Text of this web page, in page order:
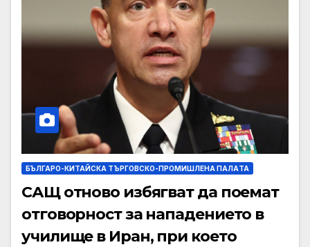
БЪЛГАРО-КИТАЙСКА ТЪРГОВСКО-ПРОМИШЛЕНА ПАЛAТА
САЩ отново избягват да поемат
отговорност за нападението в
училище в Иран, при което